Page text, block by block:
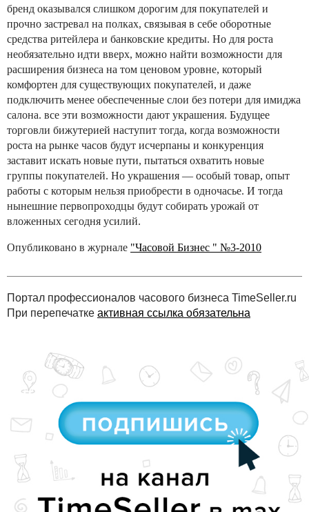
бренд оказывался слишком дорогим для покупателей и
прочно застревал на полках, связывая в себе оборотные
средства ритейлера и банковские кредиты. Но для роста
необязательно идти вверх, можно найти возможности для
расширения бизнеса на том ценовом уровне, который
комфортен для существующих покупателей, и даже
подключить менее обеспеченные слои без потери для имиджа
салона. все эти возможности дают украшения. Будущее
торговли бижутерией наступит тогда, когда возможности
роста на рынке часов будут исчерпаны и конкуренция
заставит искать новые пути, пытаться охватить новые
группы покупателей. Но украшения — особый товар, опыт
работы с которым нельзя приобрести в одночасье. И тогда
нынешние первопроходцы будут собирать урожай от
вложенных сегодня усилий.
Опубликовано в журнале "Часовой Бизнес " №3-2010
Портал профессионалов часового бизнеса TimeSeller.ru
При перепечатке активная ссылка обязательна